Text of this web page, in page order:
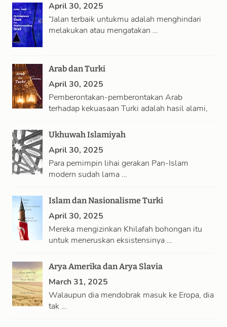
April 30, 2025
“Jalan terbaik untukmu adalah menghindari
melakukan atau mengatakan …
Arab dan Turki
April 30, 2025
Pemberontakan-pemberontakan Arab
terhadap kekuasaan Turki adalah hasil alami,
Ukhuwah Islamiyah
April 30, 2025
Para pemimpin lihai gerakan Pan-Islam
modern sudah lama …
Islam dan Nasionalisme Turki
April 30, 2025
Mereka mengizinkan Khilafah bohongan itu
untuk meneruskan eksistensinya …
Arya Amerika dan Arya Slavia
March 31, 2025
Walaupun dia mendobrak masuk ke Eropa, dia
tak …